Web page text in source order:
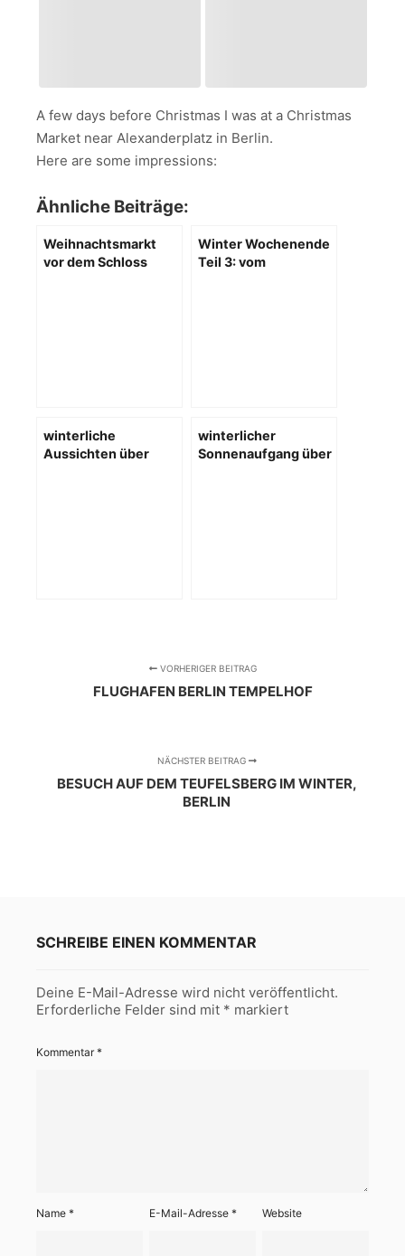
A few days before Christmas I was at a Christmas
Market near Alexanderplatz in Berlin.
Here are some impressions:
Ähnliche Beiträge:
Weihnachtsmarkt
vor dem Schloss
Winter Wochenende
Teil 3: vom
winterliche
Aussichten über
winterlicher
Sonnenaufgang über
VORHERIGER BEITRAG
FLUGHAFEN BERLIN TEMPELHOF
NÄCHSTER BEITRAG
BESUCH AUF DEM TEUFELSBERG IM WINTER,
BERLIN
SCHREIBE EINEN KOMMENTAR
Deine E-Mail-Adresse wird nicht veröffentlicht.
Erforderliche Felder sind mit * markiert
Kommentar*
Name * E-Mail-Adresse* Website